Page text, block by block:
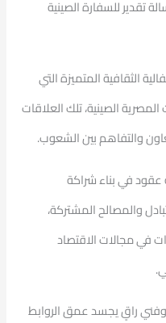
تقدير للسفارة الصينية
الثقافية المتميزة التي
الصينية، تلك العلاقات
والتفاهم بين الشعوب.
في بناء شراكة
والمصالح المشتركة،
في مجالات الاقتصاد
راقٍ يجسد عمق الروابط